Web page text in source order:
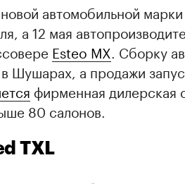
автомобильной
а 12 мая
Esteo MX . Сборку
Шушарах, а продажи
фирменная дилерская
80 салонов.
TXL